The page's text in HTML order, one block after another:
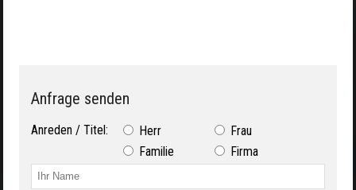
Anfrage senden
Anreden / Titel: Herr
Frau
Familie
Firma